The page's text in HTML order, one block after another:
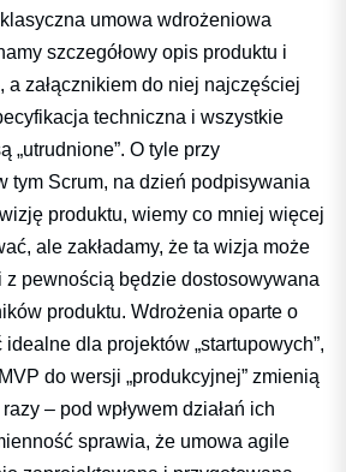
umowa wdrożeniowa
szczegółowy opis produktu i
a załącznikiem do niej najczęściej
techniczna i wszystkie
„utrudnione”. O tyle przy
tym Scrum, na dzień podpisywania
produktu, wiemy co mniej więcej
ale zakładamy, że ta wizja może
pewnością będzie dostosowywana
produktu. Wdrożenia oparte o
dla projektów „startupowych”,
do wersji „produkcyjnej” zmienią
– pod wpływem działań ich
sprawia, że umowa agile